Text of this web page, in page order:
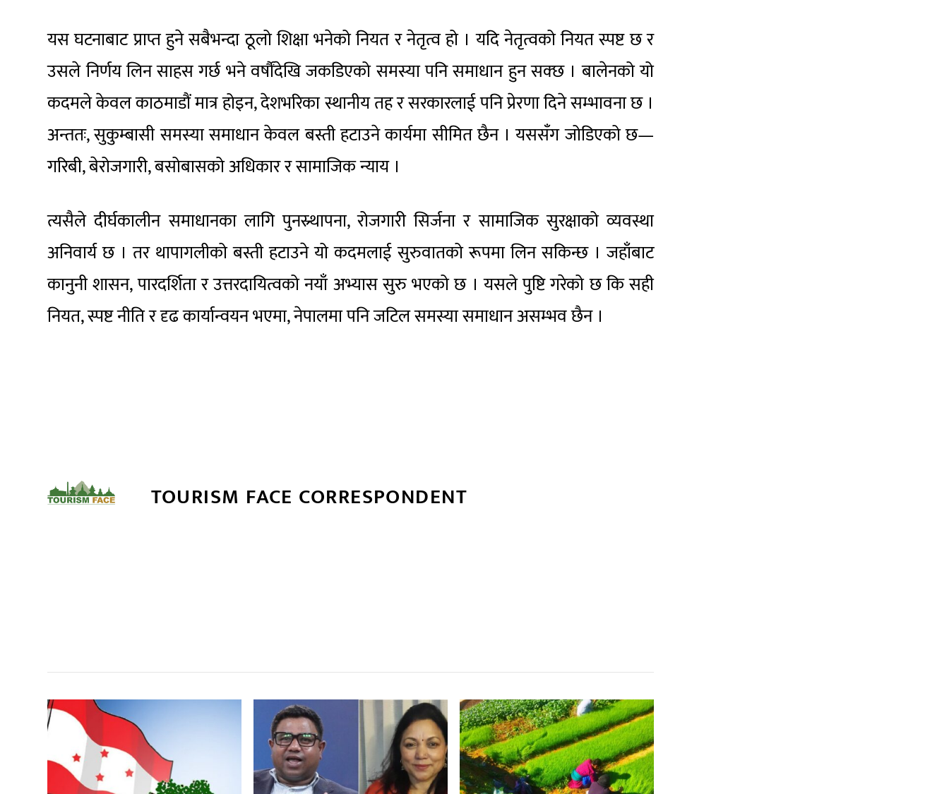
यस घटनाबाट प्राप्त हुने सबैभन्दा ठूलो शिक्षा भनेको नियत र नेतृत्व हो । यदि नेतृत्वको नियत स्पष्ट छ र
उसले निर्णय लिन साहस गर्छ भने वर्षौंदेखि जकडिएको समस्या पनि समाधान हुन सक्छ । बालेनको यो
कदमले केवल काठमाडौं मात्र होइन, देशभरिका स्थानीय तह र सरकारलाई पनि प्रेरणा दिने सम्भावना छ ।
अन्ततः, सुकुम्बासी समस्या समाधान केवल बस्ती हटाउने कार्यमा सीमित छैन । यससँग जोडिएको छ—
गरिबी, बेरोजगारी, बसोबासको अधिकार र सामाजिक न्याय ।
त्यसैले दीर्घकालीन समाधानका लागि पुनस्र्थापना, रोजगारी सिर्जना र सामाजिक सुरक्षाको व्यवस्था
अनिवार्य छ । तर थापागलीको बस्ती हटाउने यो कदमलाई सुरुवातको रूपमा लिन सकिन्छ । जहाँबाट
कानुनी शासन, पारदर्शिता र उत्तरदायित्वको नयाँ अभ्यास सुरु भएको छ । यसले पुष्टि गरेको छ कि सही
नियत, स्पष्ट नीति र दृढ कार्यान्वयन भएमा, नेपालमा पनि जटिल समस्या समाधान असम्भव छैन ।
TOURISM FACE CORRESPONDENT
, ,